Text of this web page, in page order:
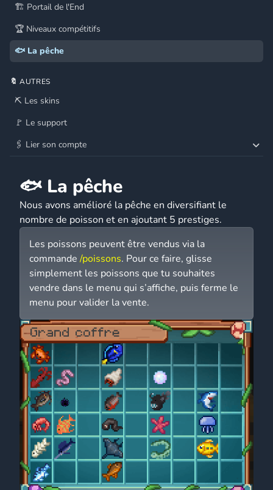
🏗️ Portail de l'End
🏆 Niveaux compétitifs
🐟 La pêche
🔖 AUTRES
⛏️ Les skins
🚩 Le support
🖇️ Lier son compte
🐟 La pêche
Nous avons amélioré la pêche en diversifiant le
nombre de poisson et en ajoutant 5 prestiges.
Les poissons peuvent être vendus via la
commande /poissons. Pour ce faire, glisse
simplement les poissons que tu souhaites
vendre dans le menu qui s’affiche, puis ferme le
menu pour valider la vente.